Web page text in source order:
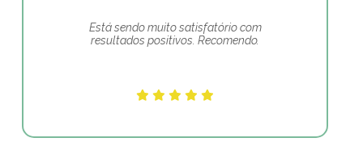
Está sendo muito satisfatório com
resultados positivos. Recomendo.